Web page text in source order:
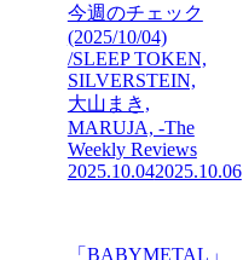
今週のチェック
(2025/10/04)
/SLEEP TOKEN,
SILVERSTEIN,
大山まき,
MARUJA, -The
Weekly Reviews
2025.10.042025.10.06
「BABYMETAL」